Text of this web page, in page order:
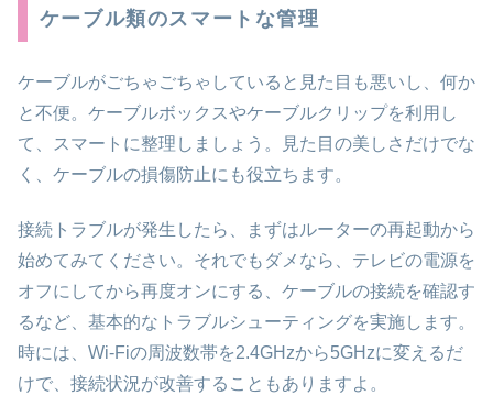
ケーブル類のスマートな管理
ケーブルがごちゃごちゃしていると見た目も悪いし、何か
と不便。ケーブルボックスやケーブルクリップを利用し
て、スマートに整理しましょう。見た目の美しさだけでな
く、ケーブルの損傷防止にも役立ちます。
接続トラブルが発生したら、まずはルーターの再起動から
始めてみてください。それでもダメなら、テレビの電源を
オフにしてから再度オンにする、ケーブルの接続を確認す
るなど、基本的なトラブルシューティングを実施します。
時には、Wi-Fiの周波数帯を2.4GHzから5GHzに変えるだ
けで、接続状況が改善することもありますよ。